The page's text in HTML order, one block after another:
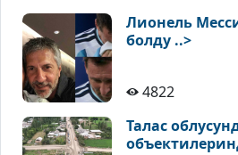
Лионель
болду ..>
4822
Талас